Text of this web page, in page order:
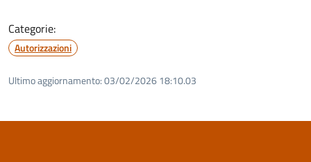
Categorie:
Autorizzazioni
Ultimo aggiornamento:03/02/2026 18:10.03